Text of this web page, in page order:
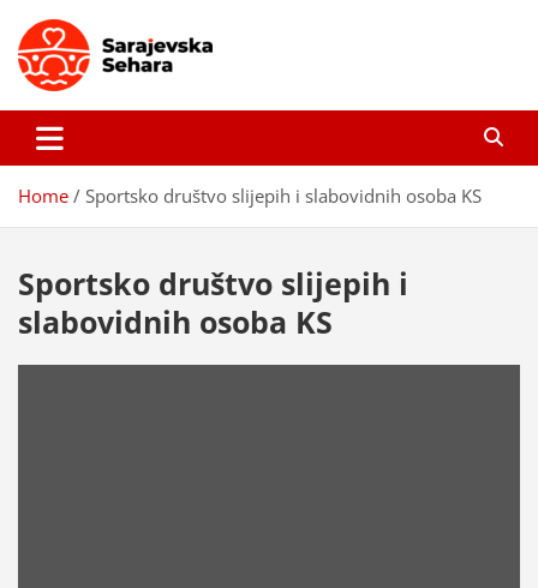
content
Sarajevska sehara
Home Sportsko društvo slijepih i slabovidnih osoba KS
Sportsko društvo slijepih i
slabovidnih osoba KS